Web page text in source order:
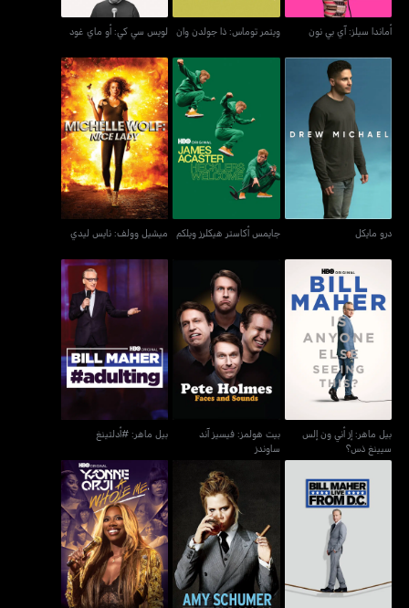
أماندا سيلز: آي بي نون ويتمر توماس: ذا جولدن وان لويس سي كي: أو ماي غود
درو مايكل
درو مايكل
جايمس أكاستر هيكلرز ويلكم
جايمس أكاستر هيكلرز ويلكم
ميشيل وولف: نايس ليدي
ميشيل وولف: نايس ليدي
بيل ماهر: إز أني ون إلس
سيينغ ذس؟
بيل ماهر: إز أني ون إلس
سيينغ ذس؟
بيت هولمز: فيسيز آند
ساوندز
بيت هولمز: فيسيز آند
ساوندز
بيل ماهر: #أدلتينغ
بيل ماهر: #أدلتينغ
بيل ماهر: لايف فروم دي.
سي.
أيمي شومر: لايف آت ذا أبولو إيفا أورجي: إي هول مي